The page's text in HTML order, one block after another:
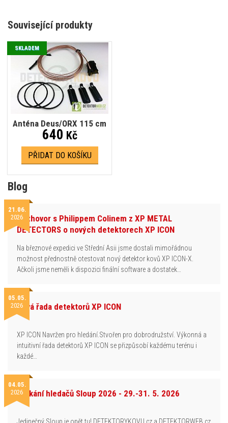
Související produkty
Anténa Deus/ORX 115 cm
SKLADEM
640 Kč
PŘIDAT DO KOŠÍKU
Blog
21.06.
2026Rozhovor s Philippem Colinem z XP METAL
DETECTORS o nových detektorech XP ICON
Na březnové expedici ve Střední Asii jsme dostali mimořádnou
možnost přednostně otestovat nový detektor kovů XP ICON-X.
Ačkoli jsme neměli k dispozici finální software a dostatek…
05.05.
2026Nová řada detektorů XP ICON
XP ICON Navržen pro hledání.Stvořen pro dobrodružství. Výkonná a
intuitivní řada detektorů XP ICON se přizpůsobí každému terénu i
každé…
04.05.
2026Setkání hledačů Sloup 2026 - 29.-31. 5. 2026